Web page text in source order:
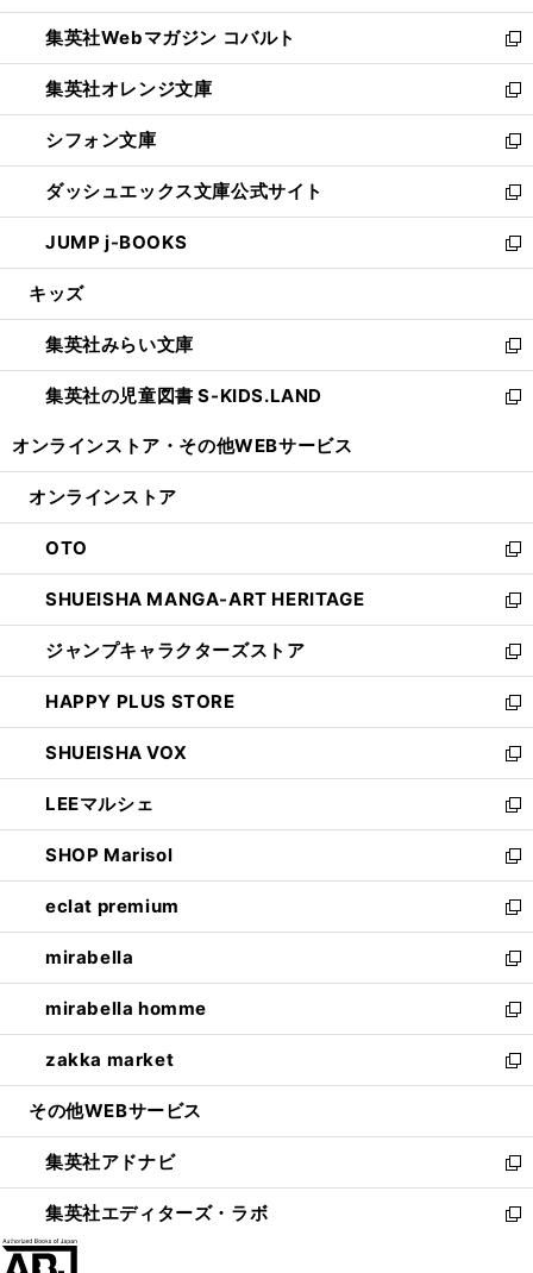
開
く
ウ
で
開
く
ン
ド
ウ
で
開
く
ウ
ィ
ン
ド
ウ
で
開
く
集英社Webマガジン コバルト
新
し
い
ウ
ィ
ン
ド
ウ
で
開
集英社オレンジ文庫
新
し
い
ウ
ィ
ン
ド
ウ
開
く
シフォン文庫
新
し
い
ウ
ィ
ン
ウ
で
開
く
ダッシュエックス文庫公式サイト
新
し
い
ウ
ン
ド
ウ
で
JUMP j-BOOKS
新
し
ウ
ィ
ン
ド
開
キッズ
集英社みらい文庫
新
し
い
ン
ウ
で
開
く
集英社の児童図書 S-KIDS.LAND
新
ウ
ン
ド
ウ
で
開
く
オンラインストア・ その他WEBサービス
オンラインストア
OTO
新
し
い
ウ
ィ
ン
ド
ウ
で
開
く
SHUEISHA MANGA-ART HERITAGE
新
し
い
ウ
ィ
ン
ド
ウ
で
開
く
ジャンプキャラクターズストア
新
し
い
ウ
ィ
ン
ド
ウ
で
開
く
HAPPY PLUS STORE
新
し
い
ウ
ィ
ン
ド
ウ
で
開
く
SHUEISHA VOX
新
し
い
ウ
ィ
ン
ド
ウ
で
開
く
LEEマルシェ
新
し
い
ウ
ィ
ン
ド
ウ
で
開
く
SHOP Marisol
新
し
い
ウ
ィ
ン
ド
ウ
で
開
eclat premium
新
し
い
ウ
ィ
ン
ド
ウ
開
く
mirabella
新
し
い
ウ
ィ
ン
ウ
で
開
く
mirabella homme
新
し
い
ウ
ン
ド
ウ
で
zakka market
新
し
ウ
ィ
ン
ド
その他WEBサービス
集英社アドナビ
新
し
い
集英社エディターズ・ラボ
新